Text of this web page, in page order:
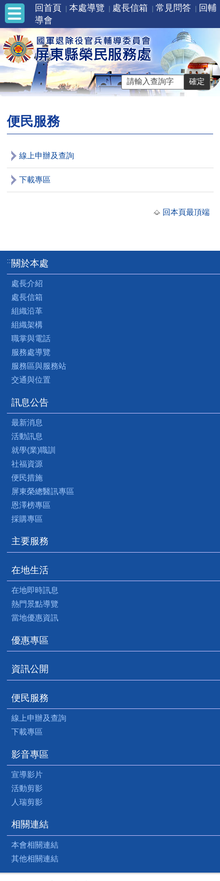
回首頁 本處導覽 處長信箱 常見問答
回輔
導會
便民服務
線上申辦及查詢
下載專區
回本頁最頂端
:::關於本處
處長介紹
處長信箱
組織沿革
組織架構
職掌與電話
服務處導覽
服務區與服務站
交通與位置
訊息公告
最新消息
活動訊息
就學(業)職訓
社福資源
便民措施
屏東榮總醫訊專區
恩澤榜專區
採購專區
主要服務
在地生活
在地即時訊息
熱門景點導覽
當地優惠資訊
優惠專區
資訊公開
便民服務
線上申辦及查詢
下載專區
影音專區
宣導影片
活動剪影
人瑞剪影
相關連結
本會相關連結
其他相關連結